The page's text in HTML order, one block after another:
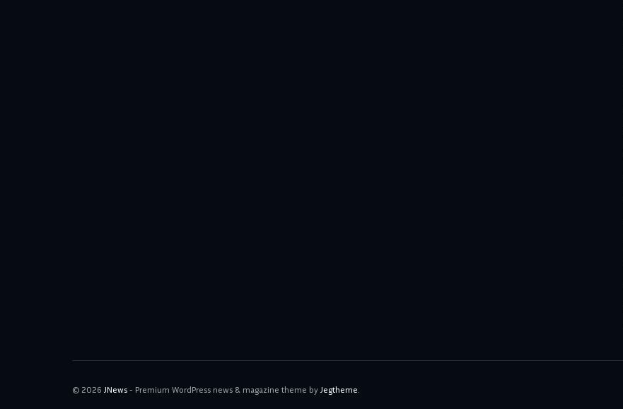
© 2026 JNews - Premium WordPress news & magazine theme by Jegtheme